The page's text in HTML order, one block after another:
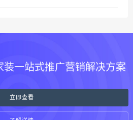
装一站式推广营销解决方案
立即查看